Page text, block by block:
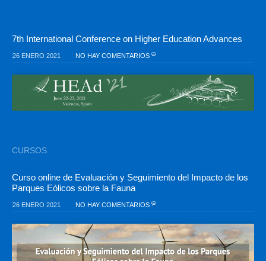
7th International Conference on Higher Education Advances
26 ENERO 2021 NO HAY COMENTARIOS
CURSOS
Curso online de Evaluación y Seguimiento del Impacto de los
Parques Eólicos sobre la Fauna
26 ENERO 2021 NO HAY COMENTARIOS